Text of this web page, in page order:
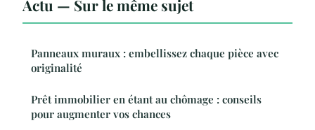
Actu — Sur le même sujet
Panneaux muraux : embellissez chaque pièce avec
originalité
Prêt immobilier en étant au chômage : conseils
pour augmenter vos chances